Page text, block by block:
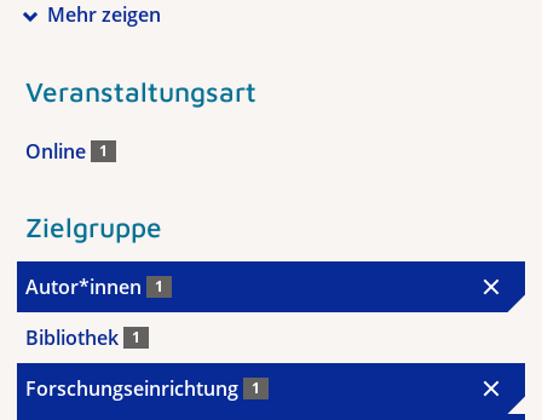
Mehr zeigen
Veranstaltungsart
Online 1
Zielgruppe
Autor*innen 1
Bibliothek 1
Forschungseinrichtung 1